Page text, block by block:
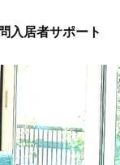
入居者サポート